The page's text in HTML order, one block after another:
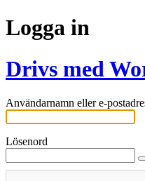
Logga in
Drivs med
Användarnamn eller e-
Lösenord